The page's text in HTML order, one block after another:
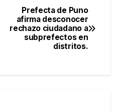
Prefecta de Puno
afirma desconocer
rechazo ciudadano a
subprefectos en
distritos.